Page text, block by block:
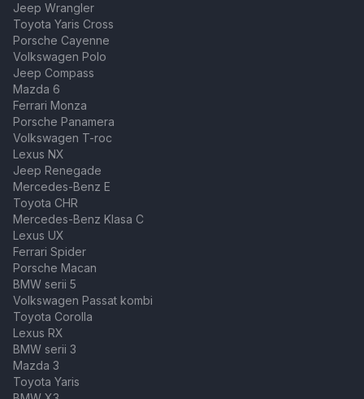
Jeep Wrangler
Toyota Yaris Cross
Porsche Cayenne
Volkswagen Polo
Jeep Compass
Mazda 6
Ferrari Monza
Porsche Panamera
Volkswagen T-roc
Lexus NX
Jeep Renegade
Mercedes-Benz E
Toyota CHR
Mercedes-Benz Klasa C
Lexus UX
Ferrari Spider
Porsche Macan
BMW serii 5
Volkswagen Passat kombi
Toyota Corolla
Lexus RX
BMW serii 3
Mazda 3
Toyota Yaris